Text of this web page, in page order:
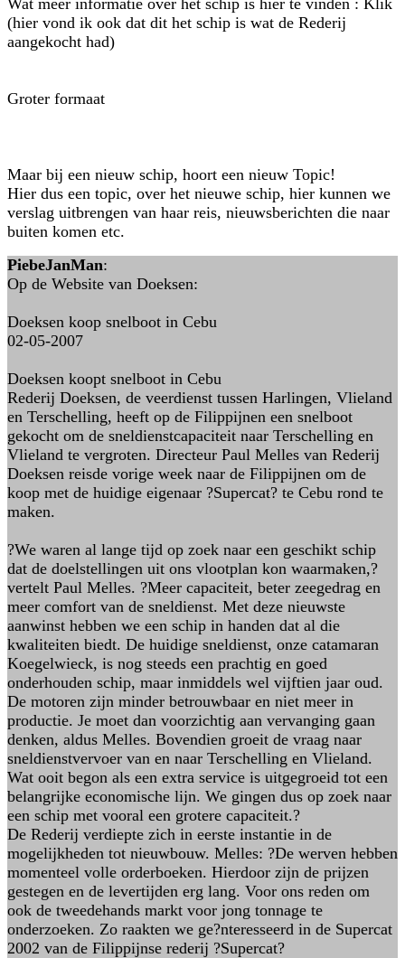
Wat meer informatie over het schip is hier te vinden : Klik
(hier vond ik ook dat dit het schip is wat de Rederij
aangekocht had)
Groter formaat
Maar bij een nieuw schip, hoort een nieuw Topic!
Hier dus een topic, over het nieuwe schip, hier kunnen we
verslag uitbrengen van haar reis, nieuwsberichten die naar
buiten komen etc.
PiebeJanMan:
Op de Website van Doeksen:
Doeksen koop snelboot in Cebu
02-05-2007
Doeksen koopt snelboot in Cebu
Rederij Doeksen, de veerdienst tussen Harlingen, Vlieland
en Terschelling, heeft op de Filippijnen een snelboot
gekocht om de sneldienstcapaciteit naar Terschelling en
Vlieland te vergroten. Directeur Paul Melles van Rederij
Doeksen reisde vorige week naar de Filippijnen om de
koop met de huidige eigenaar ?Supercat? te Cebu rond te
maken.
?We waren al lange tijd op zoek naar een geschikt schip
dat de doelstellingen uit ons vlootplan kon waarmaken,?
vertelt Paul Melles. ?Meer capaciteit, beter zeegedrag en
meer comfort van de sneldienst. Met deze nieuwste
aanwinst hebben we een schip in handen dat al die
kwaliteiten biedt. De huidige sneldienst, onze catamaran
Koegelwieck, is nog steeds een prachtig en goed
onderhouden schip, maar inmiddels wel vijftien jaar oud.
De motoren zijn minder betrouwbaar en niet meer in
productie. Je moet dan voorzichtig aan vervanging gaan
denken, aldus Melles. Bovendien groeit de vraag naar
sneldienstvervoer van en naar Terschelling en Vlieland.
Wat ooit begon als een extra service is uitgegroeid tot een
belangrijke economische lijn. We gingen dus op zoek naar
een schip met vooral een grotere capaciteit.?
De Rederij verdiepte zich in eerste instantie in de
mogelijkheden tot nieuwbouw. Melles: ?De werven hebben
momenteel volle orderboeken. Hierdoor zijn de prijzen
gestegen en de levertijden erg lang. Voor ons reden om
ook de tweedehands markt voor jong tonnage te
onderzoeken. Zo raakten we ge?nteresseerd in de Supercat
2002 van de Filippijnse rederij ?Supercat?